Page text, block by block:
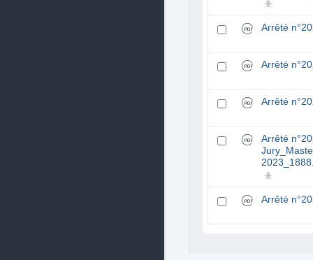
Arrêté
Arrêté
Arrêté
Arrêté
Arrêté